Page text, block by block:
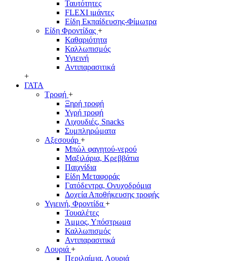
Ταυτότητες
FLEXI ιμάντες
Είδη Εκπαίδευσης-Φίμωτρα
Είδη Φροντίδας +
Καθαριότητα
Καλλωπισμός
Υγιεινή
Αντιπαρασιτικά
+
ΓΑΤΑ
Τροφή +
Ξηρή τροφή
Υγρή τροφή
Λιχουδιές, Snacks
Συμπληρώματα
Αξεσουάρ +
Μπώλ φαγητού-νερού
Μαξιλάρια, Κρεββάτια
Παιχνίδια
Είδη Μεταφοράς
Γατόδεντρα, Ονυχοδρόμια
Δοχεία Αποθήκευσης τροφής
Υγιεινή, Φροντίδα +
Τουαλέτες
Άμμος, Υπόστρωμα
Καλλωπισμός
Αντιπαρασιτικά
Λουριά +
Περιλαίμια, Λουριά